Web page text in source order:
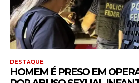
DESTAQUE
HOMEM É PRESO EM